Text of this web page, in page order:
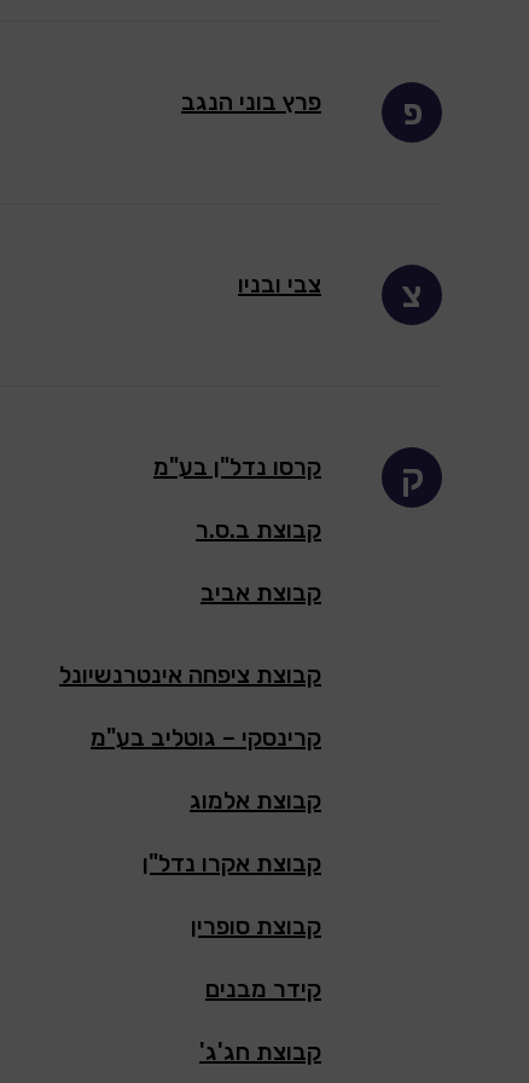
פ פרץ בוני הנגב
צ צבי ובניו
ק קרסו נדל"ן בע"מ
קבוצת ב.ס.ר
קבוצת אביב
קבוצת ציפחה אינטרנשיונל
קרינסקי – גוטליב בע"מ
קבוצת אלמוג
קבוצת אקרו נדל"ן
קבוצת סופרין
קידר מבנים
קבוצת חג'ג'